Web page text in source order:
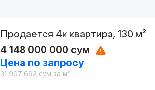
Продается 4к квартира, 130 м²
4 148 000 000 сум
Цена по запросу
31 907 692 сум за м²